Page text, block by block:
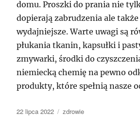
domu. Proszki do prania nie
dopierają zabrudzenia ale także
wydajniejsze. Warte uwagi są
płukania tkanin, kapsułki i
zmywarki, środki do
niemiecką chemię na pewno
produkty, które spełnią nasze
Data
22 lipca 2022 Kategorie
zdrowie